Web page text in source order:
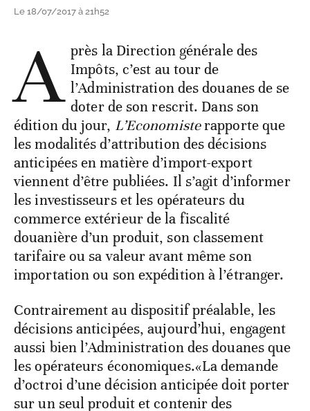
Le 18/07/2017 à 21h52
A près la Direction générale des
Impôts, c’est au tour de
l’Administration des douanes de se
doter de son rescrit. Dans son
édition du jour, L’Economisterapporte que
les modalités d’attribution des décisions
anticipées en matière d’import-export
viennent d’être publiées. Il s’agit d’informer
les investisseurs et les opérateurs du
commerce extérieur de la fiscalité
douanière d’un produit, son classement
tarifaire ou sa valeur avant même son
importation ou son expédition à l’étranger.
Contrairement au dispositif préalable, les
décisions anticipées, aujourd’hui, engagent
aussi bien l’Administration des douanes que
les opérateurs économiques.«La demande
d’octroi d’une décision anticipée doit porter
sur un seul produit et contenir des